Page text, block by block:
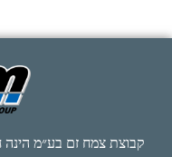
קבוצת צמח זם בע״מ